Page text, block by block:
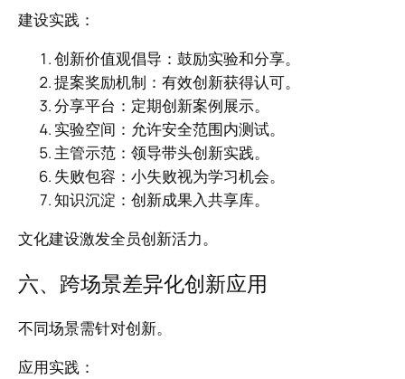
建设实践：
创新价值观倡导：鼓励实验和分享。
提案奖励机制：有效创新获得认可。
分享平台：定期创新案例展示。
实验空间：允许安全范围内测试。
主管示范：领导带头创新实践。
失败包容：小失败视为学习机会。
知识沉淀：创新成果入共享库。
文化建设激发全员创新活力。
六、跨场景差异化创新应用
不同场景需针对创新。
应用实践：